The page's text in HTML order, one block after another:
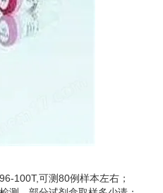
100T,可测80例样本左右；